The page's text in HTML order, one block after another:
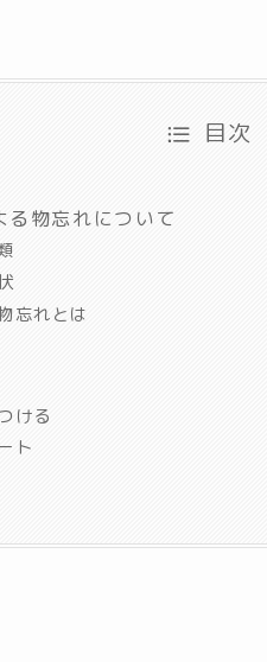
目次
る物忘れについて
忘れとは
ける
ト